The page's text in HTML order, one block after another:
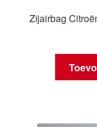
Zijairbag